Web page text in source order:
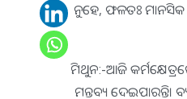
ନୁହେ, ଫଳତଃ ମାନସିକ
ମିଥୁନ:-ଆଜି
ମନ୍ତବ୍ୟ ଦେଇପାରନ୍ତି।